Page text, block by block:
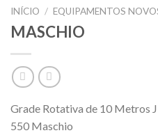
INÍCIO / EQUIPAMENTOS
MASCHIO
Grade Rotativa de 10 Metros
550 Maschio